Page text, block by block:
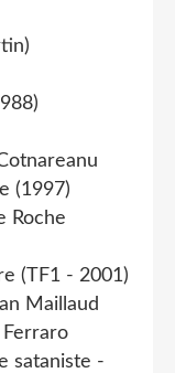
(1997)
Roche
(TF1 - 2001)
Maillaud
Ferraro
sataniste -